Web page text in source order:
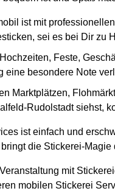
ist mit
sei es bei Dir zu
Feste,
eine besondere Note
Marktplätzen,
Rudolstadt siehst,
ist einfach und
die Stickerei-Magie
mit
mobilen Stickerei